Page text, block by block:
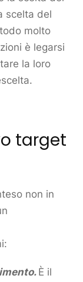
scelta del
molto
è legarsi
la loro
target
non in
È il